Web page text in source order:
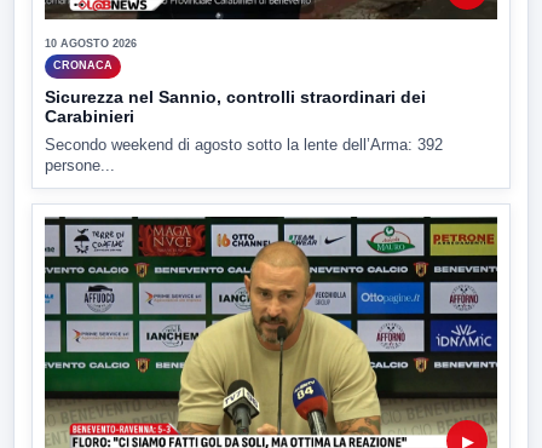
10 AGOSTO 2026
CRONACA
Sicurezza nel Sannio, controlli straordinari dei
Carabinieri
Secondo weekend di agosto sotto la lente dell’Arma: 392
persone...
▶